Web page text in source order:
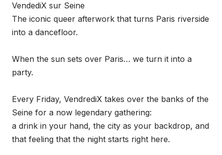
VendediX sur Seine
The iconic queer afterwork that turns Paris riverside
into a dancefloor.
When the sun sets over Paris… we turn it into a
party.
Every Friday, VendrediX takes over the banks of the
Seine for a now legendary gathering:
a drink in your hand, the city as your backdrop, and
that feeling that the night starts right here.